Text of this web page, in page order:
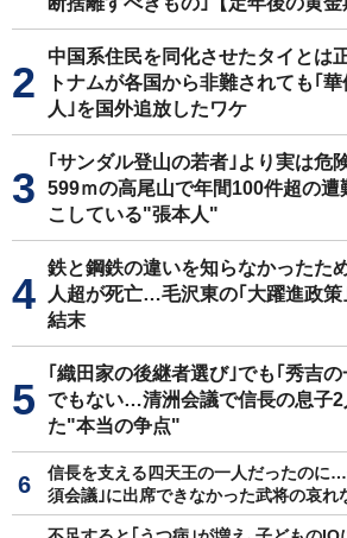
中国系住民を同化させたタイとは
トナムが各国から非難されても｢
人｣を国外追放したワケ
｢サンダル登山の若者｣より実は危
599ｍの高尾山で年間100件超の遭
こしている"張本人"
鉄と鋼鉄の違いを知らなかったた
人超が死亡…毛沢東の｢大躍進政策
結末
｢織田家の後継者選び｣でも｢秀吉の
でもない…清洲会議で信長の息子2
た"本当の争点"
信長を支える四天王の一人だったのに
須会議｣に出席できなかった武将の哀れ